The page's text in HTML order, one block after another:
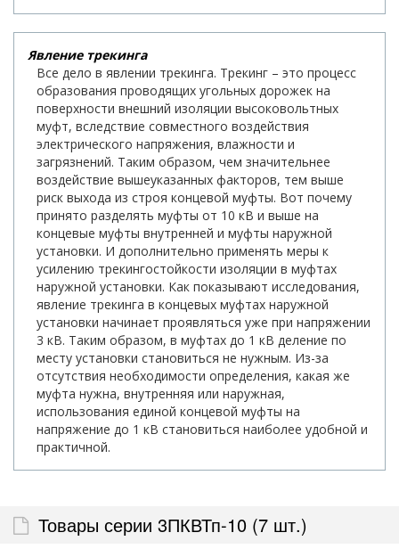
Явление трекинга
Все дело в явлении трекинга. Трекинг – это процесс
образования проводящих угольных дорожек на
поверхности внешний изоляции высоковольтных
муфт, вследствие совместного воздействия
электрического напряжения, влажности и
загрязнений. Таким образом, чем значительнее
воздействие вышеуказанных факторов, тем выше
риск выхода из строя концевой муфты. Вот почему
принято разделять муфты от 10 кВ и выше на
концевые муфты внутренней и муфты наружной
установки. И дополнительно применять меры к
усилению трекингостойкости изоляции в муфтах
наружной установки. Как показывают исследования,
явление трекинга в концевых муфтах наружной
установки начинает проявляться уже при напряжении
3 кВ. Таким образом, в муфтах до 1 кВ деление по
месту установки становиться не нужным. Из-за
отсутствия необходимости определения, какая же
муфта нужна, внутренняя или наружная,
использования единой концевой муфты на
напряжение до 1 кВ становиться наиболее удобной и
практичной.
Товары серии 3ПКВТп-10 (7 шт.)